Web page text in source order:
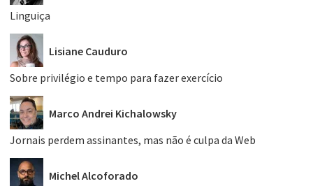
Linguiça
Lisiane Cauduro
Sobre privilégio e tempo para fazer exercício
Marco Andrei Kichalowsky
Jornais perdem assinantes, mas não é culpa da Web
Michel Alcoforado